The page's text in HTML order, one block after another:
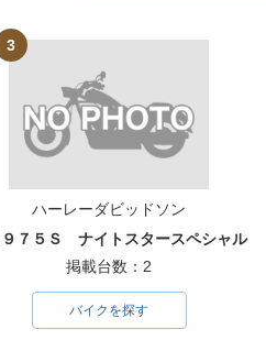
3
ハーレーダビッドソン
９７５Ｓ ナイトスタースペシャル
掲載台数：2
バイクを探す